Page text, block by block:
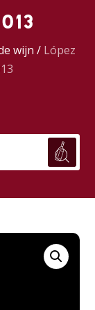
wijn / López